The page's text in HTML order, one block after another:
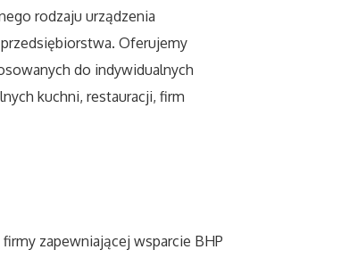
rodzaju urządzenia
Oferujemy
do indywidualnych
kuchni, restauracji, firm
zapewniającej wsparcie BHP